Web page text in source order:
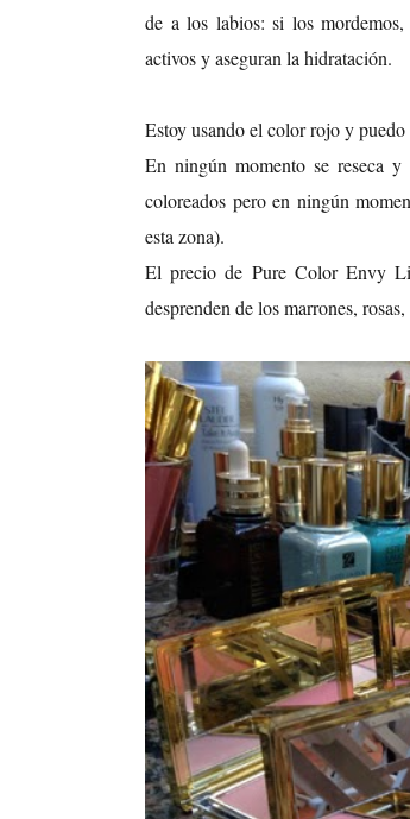
de a los labios: si los mordemos,
activos y aseguran la hidratación.
Estoy usando el color rojo y
En ningún momento se reseca
coloreados pero en ningún
esta zona).
El precio de Pure Color Envy
desprenden de los marrones,